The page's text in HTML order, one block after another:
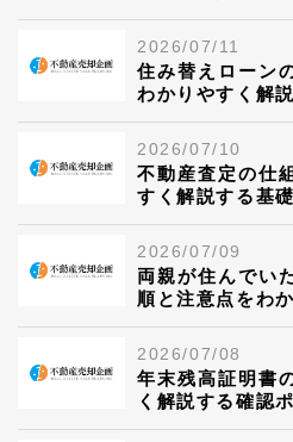
2026/07/11
住み替えローン
わかりやすく解説
2026/07/10
不動産査定の仕
すく解説する基
2026/07/09
両親が住んでい
順と注意点をわ
2026/07/08
年末残高証明書
く解説する確認